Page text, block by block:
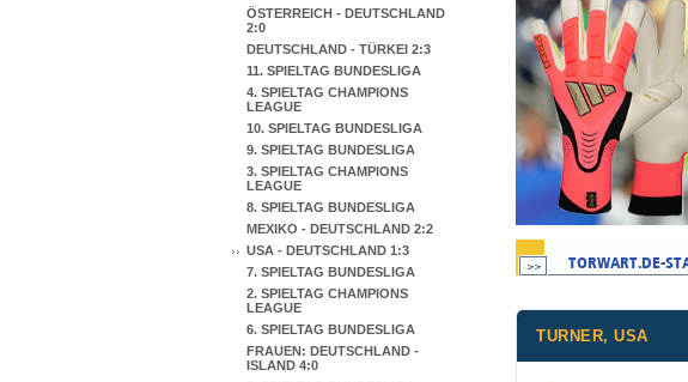
ÖSTERREICH - DEUTSCHLAND
2:0
DEUTSCHLAND - TÜRKEI 2:3
11. SPIELTAG BUNDESLIGA
4. SPIELTAG CHAMPIONS
LEAGUE
10. SPIELTAG BUNDESLIGA
9. SPIELTAG BUNDESLIGA
3. SPIELTAG CHAMPIONS
LEAGUE
8. SPIELTAG BUNDESLIGA
MEXIKO - DEUTSCHLAND 2:2
USA - DEUTSCHLAND 1:3
7. SPIELTAG BUNDESLIGA
2. SPIELTAG CHAMPIONS
LEAGUE
6. SPIELTAG BUNDESLIGA
FRAUEN: DEUTSCHLAND -
ISLAND 4:0
TURNER, USA